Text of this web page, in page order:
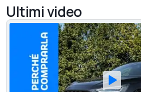
Ultimi video